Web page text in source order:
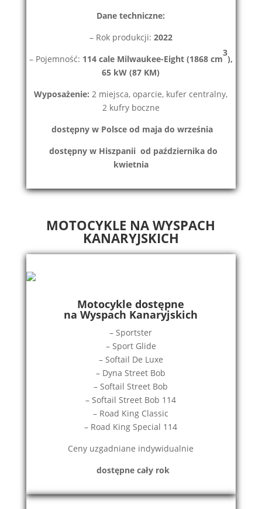
Dane techniczne:
– Rok produkcji: 2022
– Pojemność: 114 cale Milwaukee-Eight (1868 cm
3
),
65 kW (87 KM)
Wyposażenie: 2 miejsca, oparcie, kufer centralny,
2 kufry boczne
dostępny w Polsce od maja do września
dostępny w Hiszpanii od października do
kwietnia
MOTOCYKLE NA WYSPACH
KANARYJSKICH
Motocykle dostępne
na Wyspach Kanaryjskich
– Sportster
– Sport Glide
– Softail De Luxe
– Dyna Street Bob
– Softail Street Bob
– Softail Street Bob 114
– Road King Classic
– Road King Special 114
Ceny uzgadniane indywidualnie
dostępne cały rok